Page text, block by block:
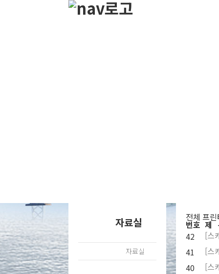
자료실
자료실
전체 프
번호 제
42
[스
41
[스
40
[스